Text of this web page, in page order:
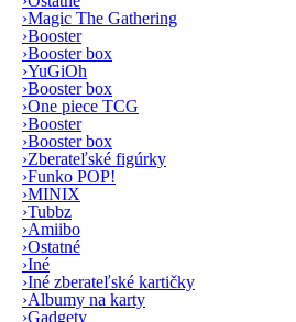
›Magic The Gathering
›Booster
›Booster box
›YuGiOh
›Booster box
›One piece TCG
›Booster
›Booster box
›Zberateľské figúrky
›Funko POP!
›MINIX
›Tubbz
›Amiibo
›Ostatné
›Iné
›Iné zberateľské kartičky
›Albumy na karty
›Gadgety